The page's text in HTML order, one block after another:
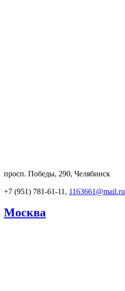
просп. Победы, 290, Челябинск
+7 (951) 781-61-11, 1163661@mail.ru
Москва